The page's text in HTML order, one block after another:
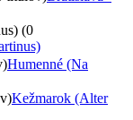
(0
Humenné (Na
Kežmarok (Alter